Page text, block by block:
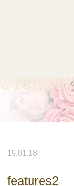
19.01.18
features2